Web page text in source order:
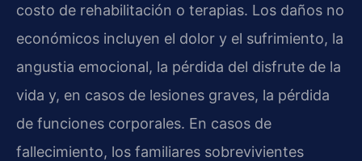
costo de rehabilitación o terapias. Los daños no
económicos incluyen el dolor y el sufrimiento, la
angustia emocional, la pérdida del disfrute de la
vida y, en casos de lesiones graves, la pérdida
de funciones corporales. En casos de
fallecimiento, los familiares sobrevivientes